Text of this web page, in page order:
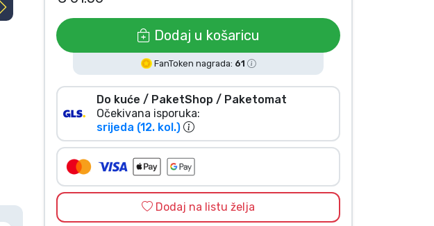
Dodaj u košaricu
FanToken nagrada: 61
Do kuće / PaketShop / Paketomat
Očekivana isporuka:
srijeda (12. kol.)
Dodaj na listu želja